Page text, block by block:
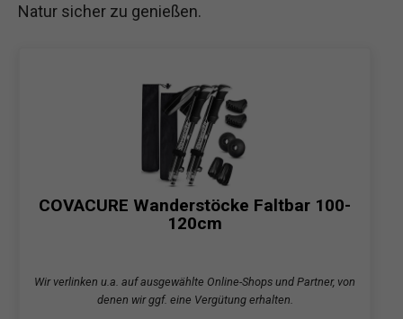
Natur sicher zu genießen.
COVACURE Wanderstöcke Faltbar 100-
120cm
Wir verlinken u.a. auf ausgewählte Online-Shops und Partner, von
denen wir ggf. eine Vergütung erhalten.